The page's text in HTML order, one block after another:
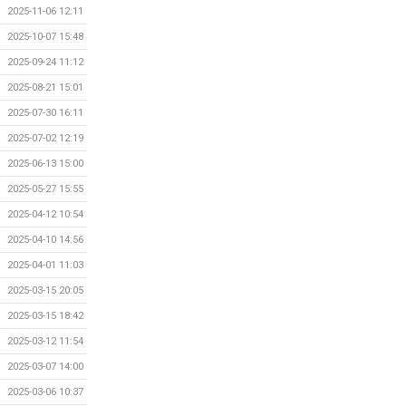
2025-11-06 12:11
2025-10-07 15:48
2025-09-24 11:12
2025-08-21 15:01
2025-07-30 16:11
2025-07-02 12:19
2025-06-13 15:00
2025-05-27 15:55
2025-04-12 10:54
2025-04-10 14:56
2025-04-01 11:03
2025-03-15 20:05
2025-03-15 18:42
2025-03-12 11:54
2025-03-07 14:00
2025-03-06 10:37